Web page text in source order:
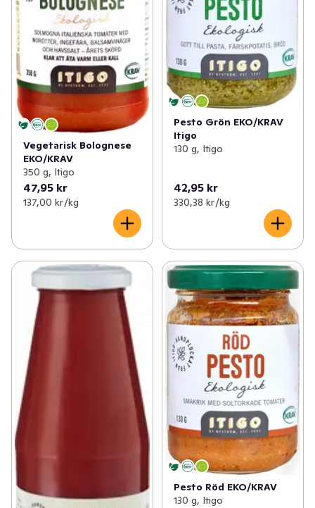
Vegetarisk Bolognese
EKO/KRAV
350 g, Itigo
47,95 kr
137,00 kr /kg
Pesto Grön EKO/KRAV
Itigo
130 g, Itigo
42,95 kr
330,38 kr /kg
Pesto Röd EKO/KRAV
130 g, Itigo